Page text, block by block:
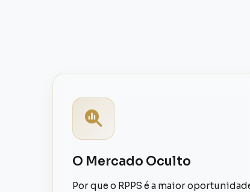
O Mercado Oculto
Por que o RPPS é a maior